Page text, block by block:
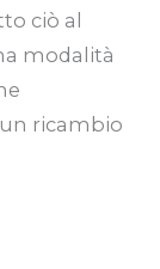
ciò al
modalità
ricambio